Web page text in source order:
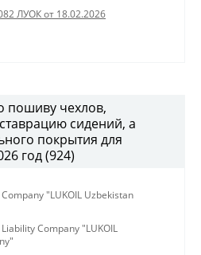
ЛУОК от 18.02.2026
пошиву чехлов,
сидений, а
покрытия для
год (924)
"LUKOIL Uzbekistan
Company "LUKOIL